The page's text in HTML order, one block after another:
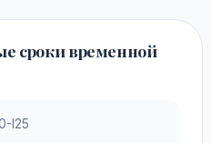
сроки временной
I25